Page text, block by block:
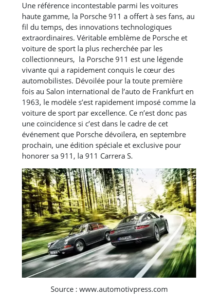
Une référence incontestable parmi les voitures
haute gamme, la Porsche 911 a offert à ses fans, au
fil du temps, des innovations technologiques
extraordinaires. Véritable emblème de Porsche et
voiture de sport la plus recherchée par les
collectionneurs, la Porsche 911 est une légende
vivante qui a rapidement conquis le cœur des
automobilistes. Dévoilée pour la toute première
fois au Salon international de l’auto de Frankfurt en
1963, le modèle s’est rapidement imposé comme la
voiture de sport par excellence. Ce n’est donc pas
une coïncidence si c’est dans le cadre de cet
événement que Porsche dévoilera, en septembre
prochain, une édition spéciale et exclusive pour
honorer sa 911, la 911 Carrera S.
Source : www.automotivpress.com